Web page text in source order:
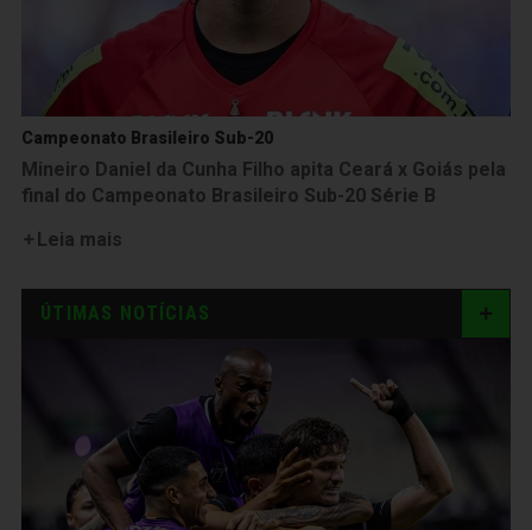
Campeonato Brasileiro Sub-20
Mineiro Daniel da Cunha Filho apita Ceará x Goiás pela
final do Campeonato Brasileiro Sub-20 Série B
Leia mais
ÚTIMAS NOTÍCIAS